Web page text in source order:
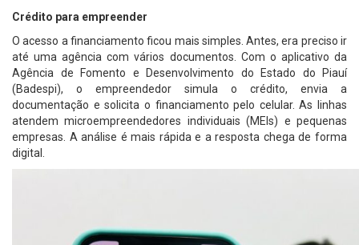
Crédito para empreender
O acesso a financiamento ficou mais simples. Antes, era preciso ir
até uma agência com vários documentos. Com o aplicativo da
Agência de Fomento e Desenvolvimento do Estado do Piauí
(Badespi), o empreendedor simula o crédito, envia a
documentação e solicita o financiamento pelo celular. As linhas
atendem microempreendedores individuais (MEIs) e pequenas
empresas. A análise é mais rápida e a resposta chega de forma
digital.